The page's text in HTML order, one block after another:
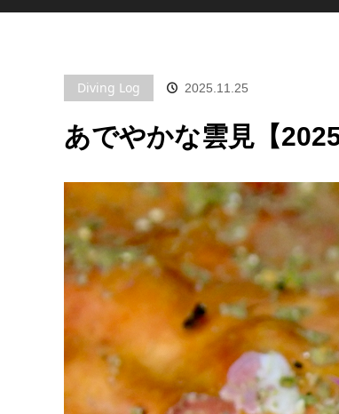
Diving Log 2025.11.25
あでやかな雲見【